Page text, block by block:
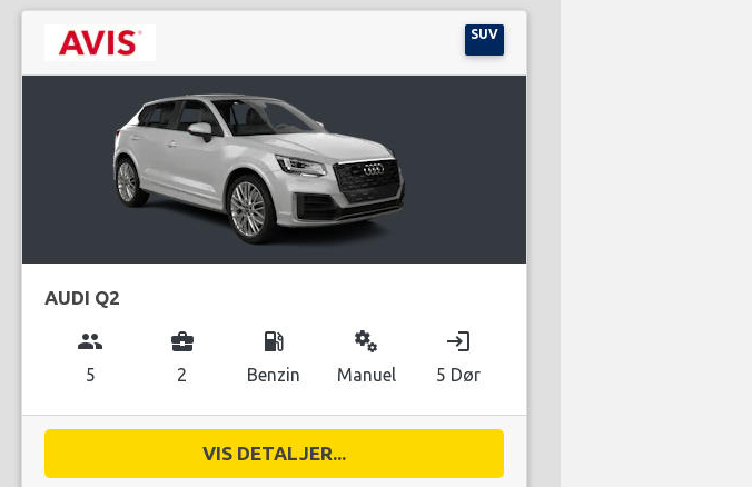
SUV
AUDI Q2
group
5
business_center
2
local_gas_station
Benzin
miscellaneous_services
Manuel
login
5 Dør
VIS DETALJER...